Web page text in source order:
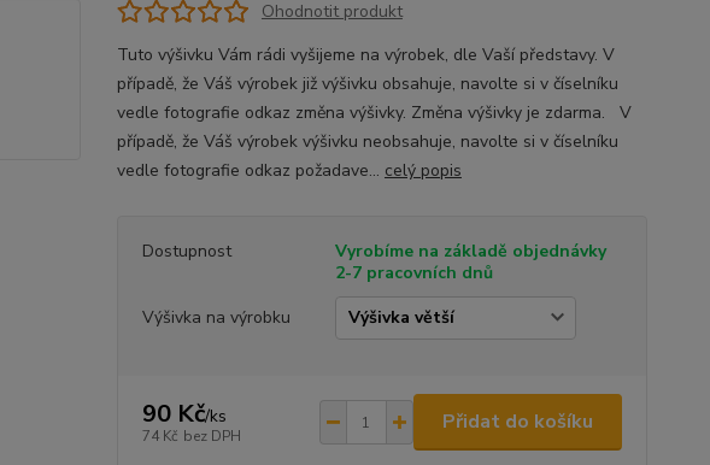
Ohodnotit produkt
Tuto výšivku Vám rádi vyšijeme na výrobek, dle Vaší představy. V
případě, že Váš výrobek již výšivku obsahuje, navolte si v číselníku
vedle fotografie odkaz změna výšivky. Změna výšivky je zdarma. V
případě, že Váš výrobek výšivku neobsahuje, navolte si v číselníku
vedle fotografie odkaz požadave... celý popis
Dostupnost
Vyrobíme na základě objednávky
2-7 pracovních dnů
Výšivka na výrobku
90 Kč/ks
74 Kč bez DPH
Přidat do košíku